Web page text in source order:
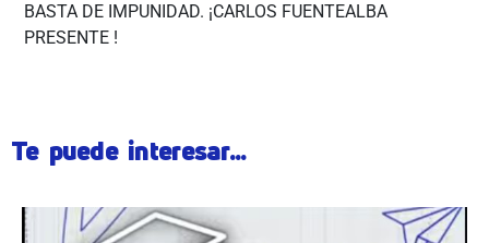
BASTA DE IMPUNIDAD. ¡CARLOS FUENTEALBA
PRESENTE !
Te puede interesar...